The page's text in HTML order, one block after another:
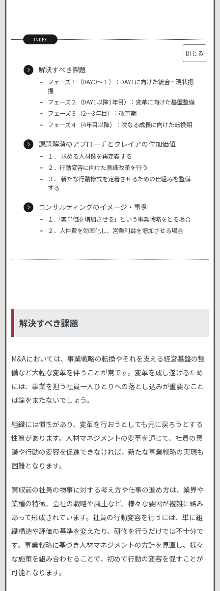
INDEX
解決すべき課題
フェーズ１（DAY0～１）：DAY1に向けた統合・現状把
握
フェーズ２（DAY1以降1年目）：変革に向けた基盤整備
フェーズ３（2～3年目）：改革期
フェーズ４（4年目以降）：次なる成長に向けた転換期
課題解消のアプローチとクレイアの付加価値
１． 求める人材像を再定義する
２．行動変容に向けた意識改革を行う
３． 新たな行動様式を定着させるための仕組みを整備
する
コンサルティングのイメージ・事例
１.「客単価を増加させる」という事業戦略をとる場合
２．人件費を効率化し、営業利益を増加させる場合
解決すべき課題
M&Aにおいては、事業戦略の転換やそれを支える経営基盤の整
備など大幅な変革を伴うことが常です。変革を成し遂げるため
には、事業を担う社員一人ひとりへの落とし込みが重要なこと
は論をまたないでしょう。
組織には慣性があり、変革を行おうとしても元に戻ろうとする
性質があります。人材マネジメントの変革を通じて、社員の意
識や行動の変容を促進できなければ、新たな事業戦略の実現も
困難となります。
買収前の社員の物事に対する考え方や仕事の進め方は、業界や
業種の特徴、会社の戦略や風土など、様々な要因が複雑に絡み
あって形成されています。社員の行動変容を行うには、単に組
織構造や評価の基準を変えたり、研修を行うだけでは不十分で
す。事業戦略に基づき人材マネジメントの方針を見直し、様々
な施策を組み合わせることで、初めて行動の変容を促すことが
可能となります。